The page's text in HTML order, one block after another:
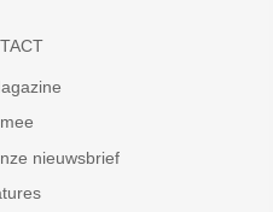
nieuwsbrief